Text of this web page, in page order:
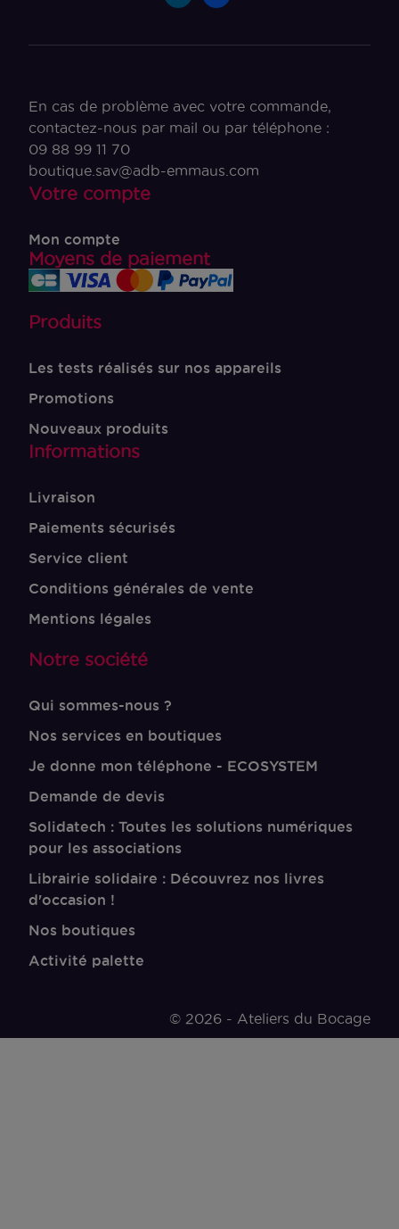
En cas de problème avec votre commande,
contactez-nous par mail ou par téléphone :
09 88 99 11 70
boutique.sav@adb-emmaus.com
Votre compte
Mon compte
Moyens de paiement
Produits
Les tests réalisés sur nos appareils
Promotions
Nouveaux produits
Informations
Livraison
Paiements sécurisés
Service client
Conditions générales de vente
Mentions légales
Notre société
Qui sommes-nous ?
Nos services en boutiques
Je donne mon téléphone - ECOSYSTEM
Demande de devis
Solidatech : Toutes les solutions numériques
pour les associations
Librairie solidaire : Découvrez nos livres
d'occasion !
Nos boutiques
Activité palette
© 2026 - Ateliers du Bocage